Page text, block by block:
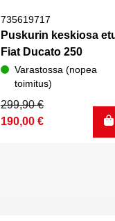
735619717
Puskurin keskiosa
Fiat Ducato 250
Varastossa (nopea
toimitus)
299,90€
Alkuperäinen
hinta
190,00 €
Nykyinen
hinta